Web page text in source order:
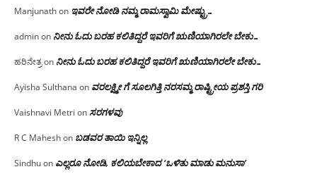
Manjunathon ಇವರೇ‌ ನೋಡಿ‌ ನಮ್ಮ‌ ರಾಮಸ್ವಾಮಿ ಮೇಷ್ಟ್ರು…
adminon ನೀನು ಓದು ಬರಹ ಕಲಿತಿದ್ದರೆ ಇವರಿಗೆ ಋಣಿಯಾಗಿರಲೇ ಬೇಕು…
ಹರಿನೇತ್ರon ನೀನು ಓದು ಬರಹ ಕಲಿತಿದ್ದರೆ ಇವರಿಗೆ ಋಣಿಯಾಗಿರಲೇ ಬೇಕು…
Ayisha Sulthana on ವರಲಕ್ಷ್ಮೀ ಗೆ ಸೂಲಗಿತ್ತಿ ನರಸಮ್ಮ‌ ರಾಷ್ಟ್ರೀಯ ಪ್ರಶಸ್ತಿ ಗರಿ
Vaishnavi Metri onಸರಗಳವು
R C Maheshon ಬಡವರ ತಾಯಿ ಇನ್ನಿಲ್ಲ
Sindhuon ಎಲ್ಲರೂ ನೋಡಿ, ಕಲಿಯಬೇಕಾದ ‘ಒಳಿತು ಮಾಡು ಮನುಸಾ’